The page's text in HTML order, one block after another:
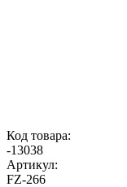
Код товара:
-13038
Артикул:
FZ-266